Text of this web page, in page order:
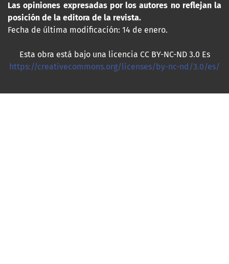
Las opiniones expresadas por los autores no reflejan la
posición de la editora de la revista.
Fecha de última modificación: 14 de enero.
Esta obra está bajo una licencia CC BY-NC-ND 3.0 Es
https://creativecommons.org/licenses/by-nc-nd/3.0/es/